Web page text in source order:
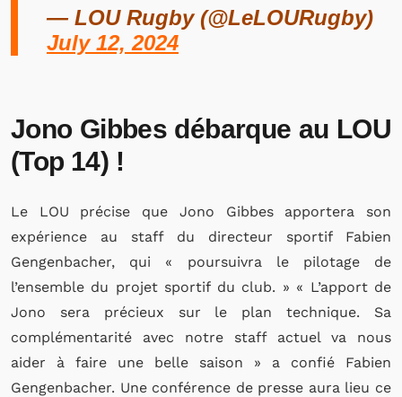
— LOU Rugby (@LeLOURugby)
July 12, 2024
Jono Gibbes débarque au LOU
(Top 14) !
Le LOU précise que Jono Gibbes apportera son
expérience au staff du directeur sportif Fabien
Gengenbacher, qui « poursuivra le pilotage de
l’ensemble du projet sportif du club. » « L’apport de
Jono sera précieux sur le plan technique. Sa
complémentarité avec notre staff actuel va nous
aider à faire une belle saison » a confié Fabien
Gengenbacher. Une conférence de presse aura lieu ce